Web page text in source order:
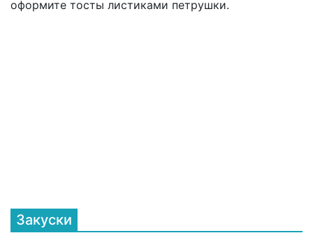
оформите тосты листиками петрушки.
Закуски